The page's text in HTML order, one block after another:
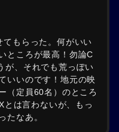
てもらった。何がいい
ところが最高！勿論C
が、それでも荒っぽい
いいのです！地元の映
（定員60名）のところ
とは言わないが、もっ
たなあ。